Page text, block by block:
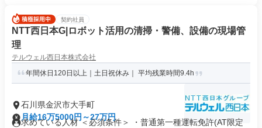
契約社員
NTT西日本G|ロボット活用の清掃・警備、設備の現場管
理
テルウェル西日本株式会社
年間休日120日以上｜土日祝休み｜ 平均残業時間9.4h
石川県金沢市大手町
月給16万5000円～27万円
求めている人材 ＜必須条件＞ ・普通第一種運転免許(AT限定